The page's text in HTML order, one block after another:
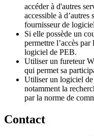
accéder à d'autres
accessible à d’autres
fournisseur de
Si elle possède un
permettre l’accès par
logiciel de PEB.
Utiliser un fureteur
qui permet sa
Utiliser un logiciel
notamment la
par la norme de
Contact